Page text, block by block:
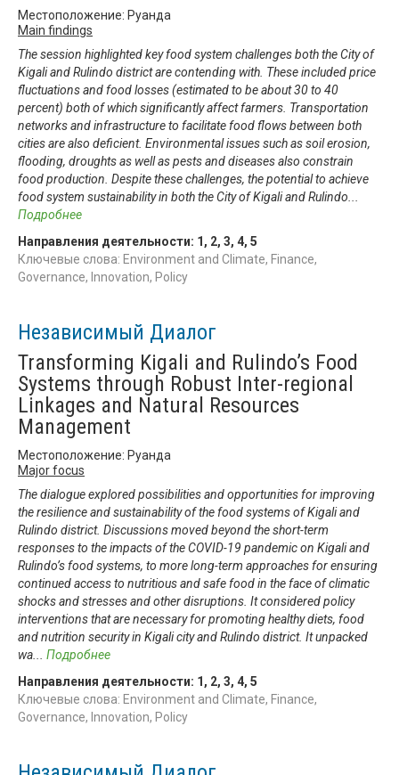
Местоположение: Руанда
Main findings
The session highlighted key food system challenges both the City of
Kigali and Rulindo district are contending with. These included price
fluctuations and food losses (estimated to be about 30 to 40
percent) both of which significantly affect farmers. Transportation
networks and infrastructure to facilitate food flows between both
cities are also deficient. Environmental issues such as soil erosion,
flooding, droughts as well as pests and diseases also constrain
food production. Despite these challenges, the potential to achieve
food system sustainability in both the City of Kigali and Rulindo
Подробнее
Направления деятельности: 1 , 2, 3, 4, 5
Ключевые слова: Environment and Climate, Finance,
Governance, Innovation, Policy
Независимый Диалог
Transforming Kigali and Rulindo’s Food
Systems through Robust Inter-regional
Linkages and Natural Resources
Management
Местоположение: Руанда
Major focus
The dialogue explored possibilities and opportunities for improving
the resilience and sustainability of the food systems of Kigali and
Rulindo district. Discussions moved beyond the short-term
responses to the impacts of the COVID-19 pandemic on Kigali and
Rulindo’s food systems, to more long-term approaches for ensuring
continued access to nutritious and safe food in the face of climatic
shocks and stresses and other disruptions. It considered policy
interventions that are necessary for promoting healthy diets, food
and nutrition security in Kigali city and Rulindo district. It unpacked
wa
Подробнее
Направления деятельности: 1 , 2, 3, 4, 5
Ключевые слова: Environment and Climate, Finance,
Governance, Innovation, Policy